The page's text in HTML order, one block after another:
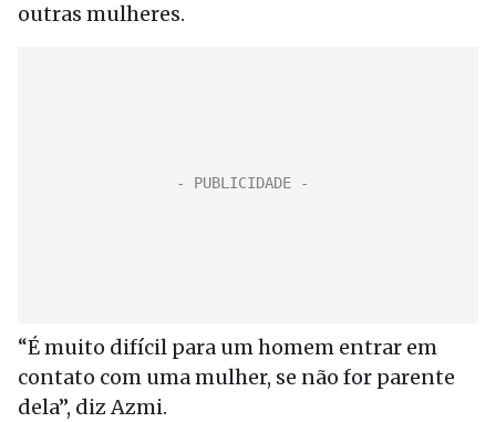
outras mulheres.
“É muito difícil para um homem entrar em
contato com uma mulher, se não for parente
dela”, diz Azmi.